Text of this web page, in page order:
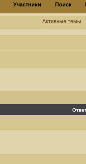
Участники Поиск
Активные темы